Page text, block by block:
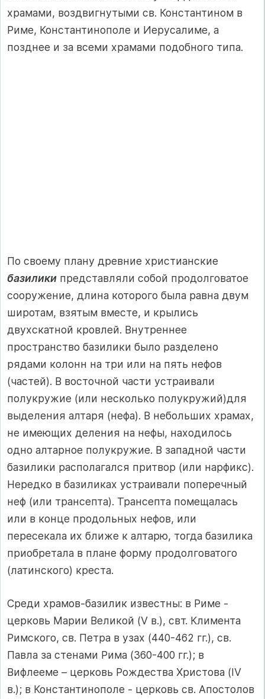
храмами, воздвигнутыми св. Константином в
Риме, Константинополе и Иерусалиме, а
позднее и за всеми храмами подобного типа.
По своему плану древние христианские
базилики представляли собой продолговатое
сооружение, длина которого была равна двум
широтам, взятым вместе, и крылись
двухскатной кровлей. Внутреннее
пространство базилики было разделено
рядами колонн на три или на пять нефов
(частей). В восточной части устраивали
полукружие (или несколько полукружий)для
выделения алтаря (нефа). В небольших храмах,
не имеющих деления на нефы, находилось
одно алтарное полукружие. В западной части
базилики располагался притвор (или нарфикс).
Нередко в базиликах устраивали поперечный
неф (или трансепта). Трансепта помещалась
или в конце продольных нефов, или
пересекала их ближе к алтарю, тогда базилика
приобретала в плане форму продолговатого
(латинского) креста.
Среди храмов-базилик известны: в Риме -
церковь Марии Великой (V в.), свт. Климента
Римского, св. Петра в узах (440-462 гг.), св.
Павла за стенами Рима (360-400 гг.); в
Вифлееме – церковь Рождества Христова (IV
в.); в Константинополе - церковь св. Апостолов